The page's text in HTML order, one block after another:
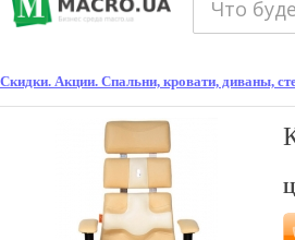
Скидки. Акции. Спальни, кровати, диваны,